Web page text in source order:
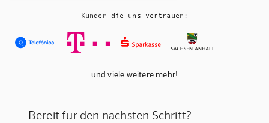
Kunden die uns vertrauen:
und viele weitere mehr!
Bereit für den nächsten Schritt?